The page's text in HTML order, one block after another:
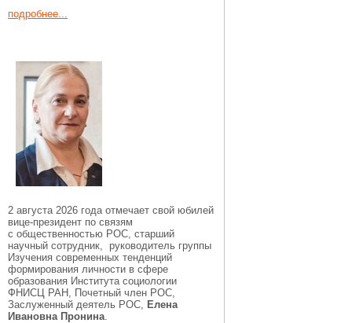
подробнее...
2 августа 2026 года отмечает свой юбилей
вице-президент по связям
с общественностью РОС, старший
научный сотрудник, руководитель группы
Изучения современных тенденций
формирования личности в сфере
образования Института социологии
ФНИСЦ РАН, Почетный член РОС,
Заслуженный деятель РОС, Елена
Ивановна Пронина.